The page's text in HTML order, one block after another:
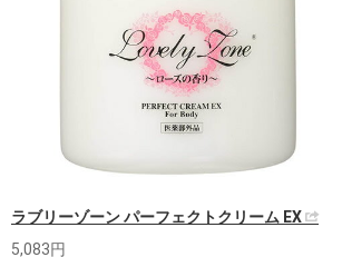
ラブリーゾーン パーフェクトクリーム EX
5,083円